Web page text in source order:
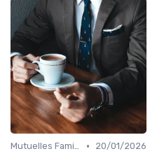
Mutuelles Familiales •
20/01/2026